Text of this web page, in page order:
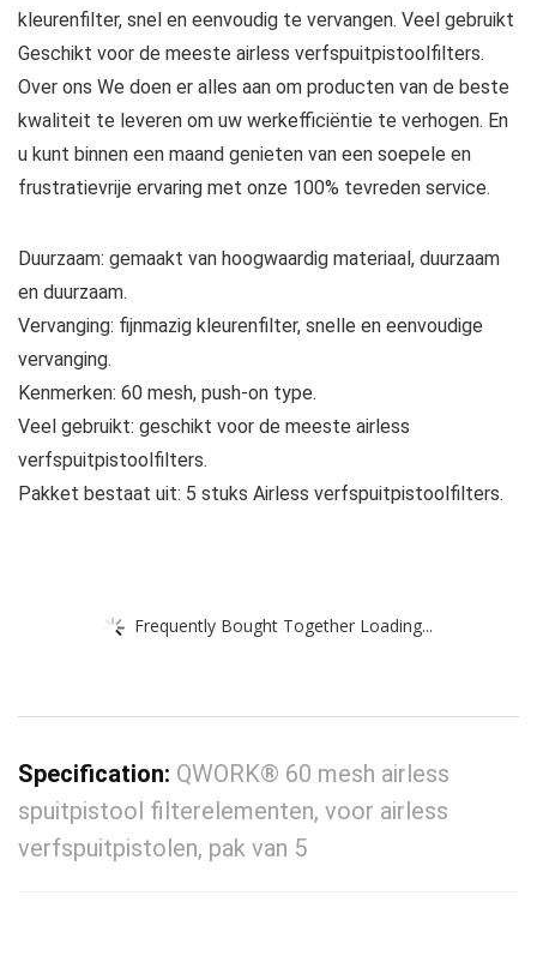
kleurenfilter, snel en eenvoudig te vervangen. Veel gebruikt
Geschikt voor de meeste airless verfspuitpistoolfilters.
Over ons We doen er alles aan om producten van de beste
kwaliteit te leveren om uw werkefficiëntie te verhogen. En
u kunt binnen een maand genieten van een soepele en
frustratievrije ervaring met onze 100% tevreden service.
Duurzaam: gemaakt van hoogwaardig materiaal, duurzaam
en duurzaam.
Vervanging: fijnmazig kleurenfilter, snelle en eenvoudige
vervanging.
Kenmerken: 60 mesh, push-on type.
Veel gebruikt: geschikt voor de meeste airless
verfspuitpistoolfilters.
Pakket bestaat uit: 5 stuks Airless verfspuitpistoolfilters.
Frequently Bought Together Loading...
Specification: QWORK® 60 mesh airless
spuitpistool filterelementen, voor airless
verfspuitpistolen, pak van 5